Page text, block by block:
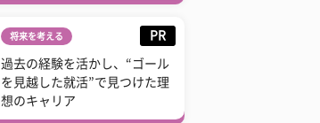
将来を考える PR
過去の経験を活かし、“ゴール
を見越した就活”で見つけた理
想のキャリア